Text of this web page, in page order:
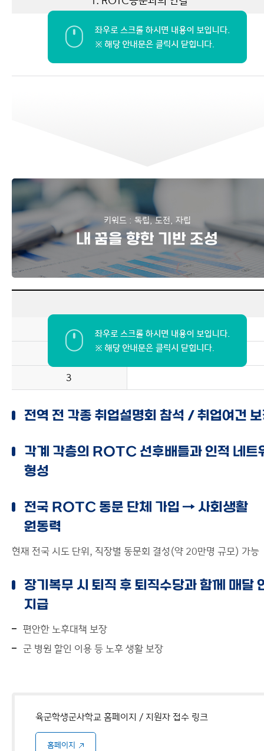
명문대 + 학군단 조합의 시너지
키워드 : 독립, 도전, 자립
내 꿈을 향한 기반 조성
1
2
3
전역 전 각종 취업설명회 참석 / 취업여건
각계 각층의 ROTC 선후배들과 인적 네트
형성
전국 ROTC 동문 단체 가입 → 사회생활
원동력
현재 전국 시도 단위, 직장별 동문회 결성(약 20만명 규모) 가능
장기복무 시 퇴직 후 퇴직수당과 함께 매달
지급
편안한 노후대책 보장
군 병원 할인 이용 등 노후 생활 보장
육군학생군사학교 홈페이지 / 지원자 접수 링크
홈페이지